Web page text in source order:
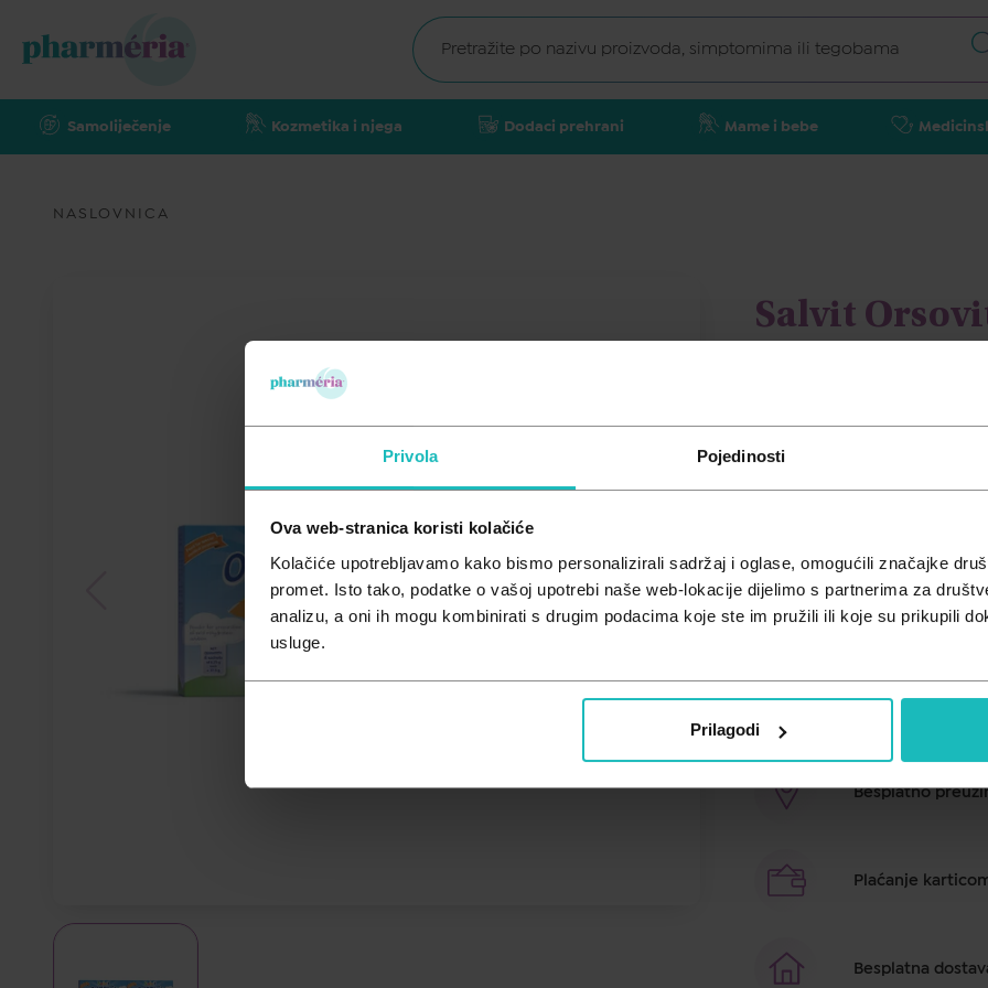
Privola Pojedinosti
Ova web-stranica koristi kolačiće
Kolačiće upotrebljavamo kako bismo personalizirali sadržaj i oglase, omogućili značajke
promet. Isto tako, podatke o vašoj upotrebi naše web-lokacije dijelimo s partnerima za
analizu, a oni ih mogu kombinirati s drugim podacima koje ste im pružili ili koje su prikupili
usluge.
Prilagodi
Samoliječenje Kozmetika i njega Dodaci prehrani Mame i bebe
NASLOVNICA
Salvit
11,21 €
Salvit Orsovit namijenjen je za
proljeva te za rehidraciju ,
Brza dostava u
Besplatno
Plaćanje
Besplatna